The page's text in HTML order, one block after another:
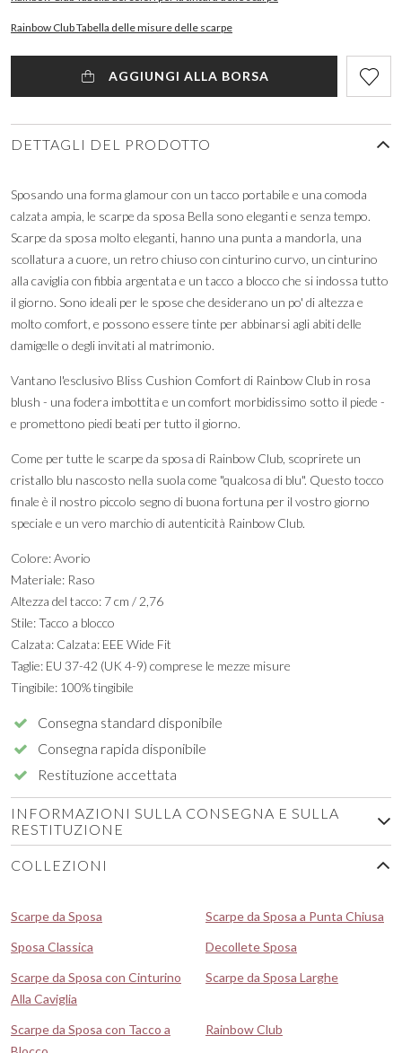
Rainbow Club Tabella delle misure delle scarpe
AGGIUNGI ALLA BORSA
DETTAGLI DEL PRODOTTO
Sposando una forma glamour con un tacco portabile e una comoda
calzata ampia, le scarpe da sposa Bella sono eleganti e senza tempo.
Scarpe da sposa molto eleganti, hanno una punta a mandorla, una
scollatura a cuore, un retro chiuso con cinturino curvo, un cinturino
alla caviglia con fibbia argentata e un tacco a blocco che si indossa tutto
il giorno. Sono ideali per le spose che desiderano un po' di altezza e
molto comfort, e possono essere tinte per abbinarsi agli abiti delle
damigelle o degli invitati al matrimonio.
Vantano l'esclusivo Bliss Cushion Comfort di Rainbow Club in rosa
blush - una fodera imbottita e un comfort morbidissimo sotto il piede -
e promettono piedi beati per tutto il giorno.
Come per tutte le scarpe da sposa di Rainbow Club, scoprirete un
cristallo blu nascosto nella suola come "qualcosa di blu". Questo tocco
finale è il nostro piccolo segno di buona fortuna per il vostro giorno
speciale e un vero marchio di autenticità Rainbow Club.
Colore: Avorio
Materiale: Raso
Altezza del tacco: 7 cm / 2,76
Stile: Tacco a blocco
Calzata: Calzata: EEE Wide Fit
Taglie: EU 37-42 (UK 4-9) comprese le mezze misure
Tingibile: 100% tingibile
Consegna standard disponibile
Consegna rapida disponibile
Restituzione accettata
INFORMAZIONI SULLA CONSEGNA E SULLA
RESTITUZIONE
COLLEZIONI
Scarpe da Sposa
Scarpe da Sposa a Punta Chiusa
Sposa Classica
Decollete Sposa
Scarpe da Sposa con Cinturino
Alla Caviglia
Scarpe da Sposa Larghe
Scarpe da Sposa con Tacco a
Rainbow Club